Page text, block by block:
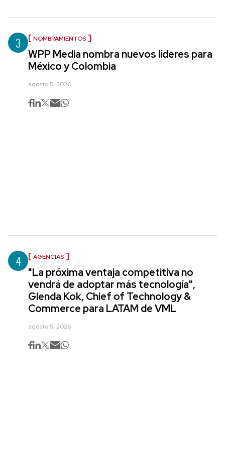
3 NOMBRAMIENTOS
WPP Media nombra nuevos líderes para
México y Colombia
agosto 5, 2026
4 AGENCIAS
"La próxima ventaja competitiva no
vendrá de adoptar más tecnología",
Glenda Kok, Chief of Technology &
Commerce para LATAM de VML
agosto 5, 2026